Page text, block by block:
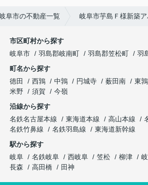
阜市の不動産一覧 岐阜市芋島Ｆ様新築
市区町村から探す
岐阜市
羽島郡岐南町 羽島郡笠松町 羽
町名から探す
徳田
西鶉 中鶉 円城寺 薮田南 東鶉
米野
須賀
今嶺
沿線から探す
名鉄名古屋本線
東海道本線 高山本線
名鉄竹鼻線
名鉄羽島線
東海道新幹線
駅から探す
岐阜
名鉄岐阜 西岐阜 笠松 柳津
長森
高田橋 田神